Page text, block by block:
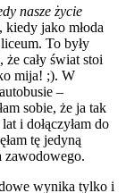
nasze życie
kiedy jako młoda
To były
cały świat stoi
mija! ;). W
–
sobie, że ja tak
i dołączyłam do
tę jedyną
zawodowego.
wynika tylko i